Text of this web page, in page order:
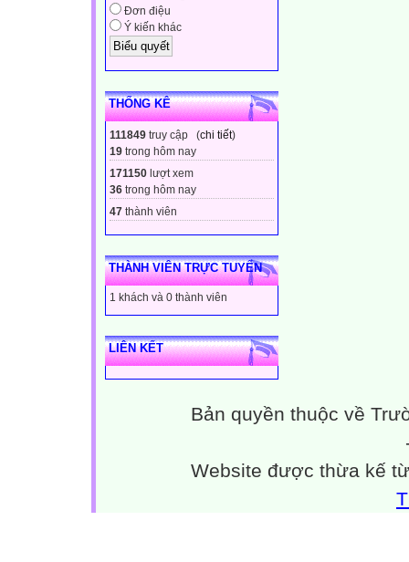
Đơn điệu
Ý kiến khác
THỐNG KÊ
111849 truy cập (chi tiết)
19 trong hôm nay
171150 lượt xem
36 trong hôm nay
47 thành viên
THÀNH VIÊN TRỰC TUYẾN
1 khách và 0 thành viên
LIÊN KẾT
Bản quyền thuộc về
Website được thừa kế